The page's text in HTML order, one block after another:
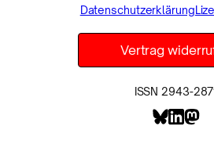
Datenschutzerklärung
Vertrag
ISSN 2943-